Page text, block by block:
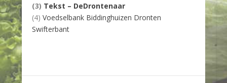
(3) Tekst – DeDrontenaar
(4) Voedselbank Biddinghuizen Dronten
Swifterbant